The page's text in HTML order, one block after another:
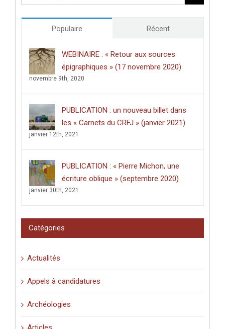
Palestinian
Populaire Récent
WEBINAIRE : « Retour aux sources
épigraphiques » (17 novembre 2020)
novembre 9th, 2020
PUBLICATION : un nouveau billet dans
les « Carnets du CRFJ » (janvier 2021)
janvier 12th, 2021
PUBLICATION : « Pierre Michon, une
écriture oblique » (septembre 2020)
janvier 30th, 2021
Catégories
Actualités
Appels à candidatures
Archéologies